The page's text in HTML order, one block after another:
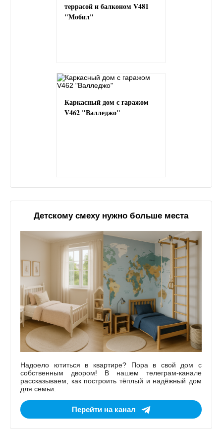
террасой и балконом V481
"Мобил"
Каркасный дом с гаражом
V462 "Валледжо"
Детскому смеху нужно больше места
Надоело ютиться в квартире? Пора в свой дом с
собственным двором! В нашем телеграм-канале
рассказываем, как построить тёплый и надёжный дом
для семьи.
Перейти на канал